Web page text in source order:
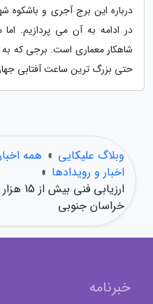
درباره این برج آجری و باشکوه
در ادامه به آن می پردازیم.
شاهکار معماری است. برجی که به
حتی بزرگ ترین ساعت آفتابی
وبلاگ علیکایی » همه
اخبار و رویدادها »
خراسان جنوبی
خبرنامه